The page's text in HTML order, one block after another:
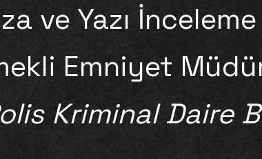
ve Yazı İnceleme
Emniyet
Kriminal Daire